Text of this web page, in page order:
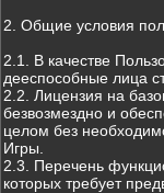
2. Общие условия
2.1. В качестве
дееспособные лица
2.2. Лицензия на
безвозмездно и
целом без
Игры.
2.3. Перечень
которых требует